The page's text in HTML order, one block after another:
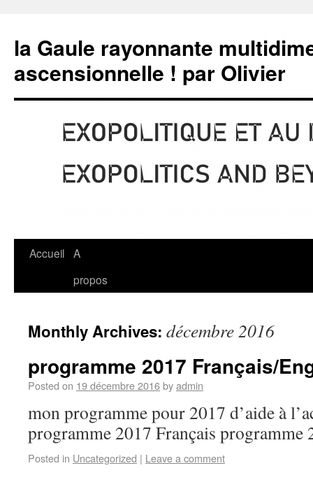
la Gaule rayonnante
ascensionnelle ! par Olivier
Accueil A
propos
Monthly Archives: décembre 2016
programme 2017 Français/
Posted on 19 décembre 2016byadmin
mon programme pour 2017 d’aide à
programme 2017 Français
Posted in Uncategorized | Leave a comment